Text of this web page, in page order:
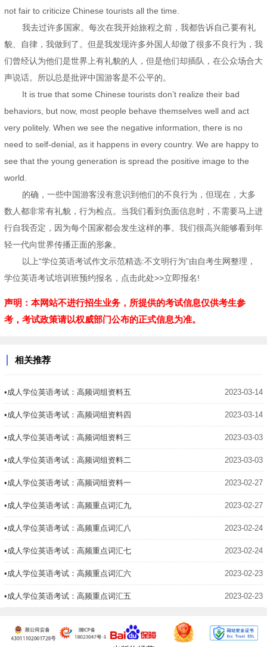
not fair to criticize Chinese tourists all the time.
我去过许多国家。每次在我开始旅程之前，我都告诉自己要有礼
貌、自律，我做到了。但是我发现许多外国人却做了很多不良行为，我
们曾经认为他们是世界上有礼貌的人，但是他们却插队，在公众场合大
声说话。所以总是批评中国游客是不公平的。
It is true that some Chinese tourists don’t realize their bad
behaviors, but now, most people behave themselves well and act
very politely. When we see the negative information, there is no
need to self-denial, as it happens in every country. We are happy to
see that the young generation is spread the positive image to the
world.
的确，一些中国游客没有意识到他们的不良行为，但现在，大多
数人都非常有礼貌，行为检点。当我们看到负面信息时，不需要马上进
行自我否定，因为每个国家都会发生这样的事。我们很高兴能够看到年
轻一代向世界传播正面的形象。
以上“学位英语考试作文示范精选:不文明行为”由自考生网整理，
学位英语考试培训班预约报名，点击此处>>立即报名!
声明：本网站不进行招生业务，所提供的考试信息仅供考生参
考，考试政策请以权威部门公布的正式信息为准。
相关推荐
•成人学位英语考试：高频词组资料五 2023-03-14
•成人学位英语考试：高频词组资料四 2023-03-14
•成人学位英语考试：高频词组资料三 2023-03-03
•成人学位英语考试：高频词组资料二 2023-03-03
•成人学位英语考试：高频词组资料一 2023-02-27
•成人学位英语考试：高频重点词汇九 2023-02-27
•成人学位英语考试：高频重点词汇八 2023-02-24
•成人学位英语考试：高频重点词汇七 2023-02-24
•成人学位英语考试：高频重点词汇六 2023-02-23
•成人学位英语考试：高频重点词汇五 2023-02-23